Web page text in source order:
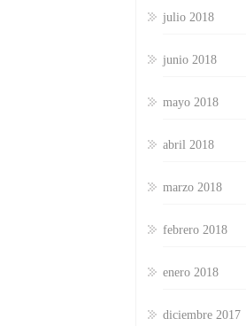
julio 2018
junio 2018
mayo 2018
abril 2018
marzo 2018
febrero 2018
enero 2018
diciembre 2017